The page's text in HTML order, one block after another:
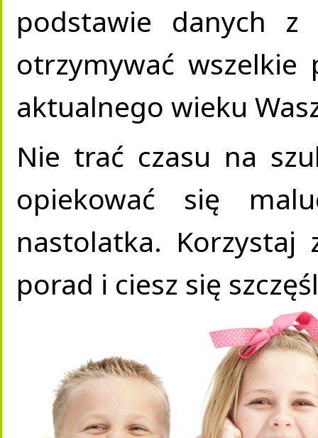
podstawie danych z
otrzymywać wszelkie
aktualnego wieku
Nie trać czasu na
opiekować się
nastolatka. Korzystaj
porad i ciesz się